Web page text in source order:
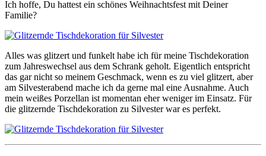
Ich hoffe, Du hattest ein schönes Weihnachtsfest mit Deiner
Familie?
Alles was glitzert und funkelt habe ich für meine Tischdekoration
zum Jahreswechsel aus dem Schrank geholt. Eigentlich entspricht
das gar nicht so meinem Geschmack, wenn es zu viel glitzert, aber
am Silvesterabend mache ich da gerne mal eine Ausnahme. Auch
mein weißes Porzellan ist momentan eher weniger im Einsatz. Für
die glitzernde Tischdekoration zu Silvester war es perfekt.